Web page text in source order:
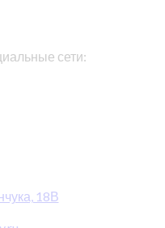
сети:
18В